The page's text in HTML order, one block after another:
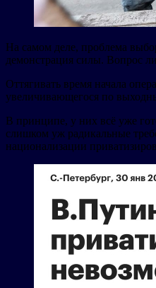
На самом деле, проблема
демонстрация силы. Вопрос
Оттягивать время начала
увеличивающегося по
В принципе, у них всё уже
слишком уж радикальные
национализации